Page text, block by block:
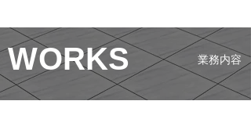
08/03/2024 お陰様で文京区西片二丁目売地1
07/27/2024 お陰様で北区西ヶ原新築戸建C棟
06/24/2024 お陰様で文京区白山1丁目建築条
ORKS
​W 業務内容